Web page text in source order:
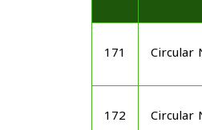
171 Circular
172 Circular